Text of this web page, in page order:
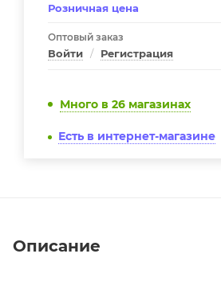
Розничная цена
Оптовый заказ
Войти / Регистрация
Много в 26 магазинах
Есть в интернет-магазине
Описание